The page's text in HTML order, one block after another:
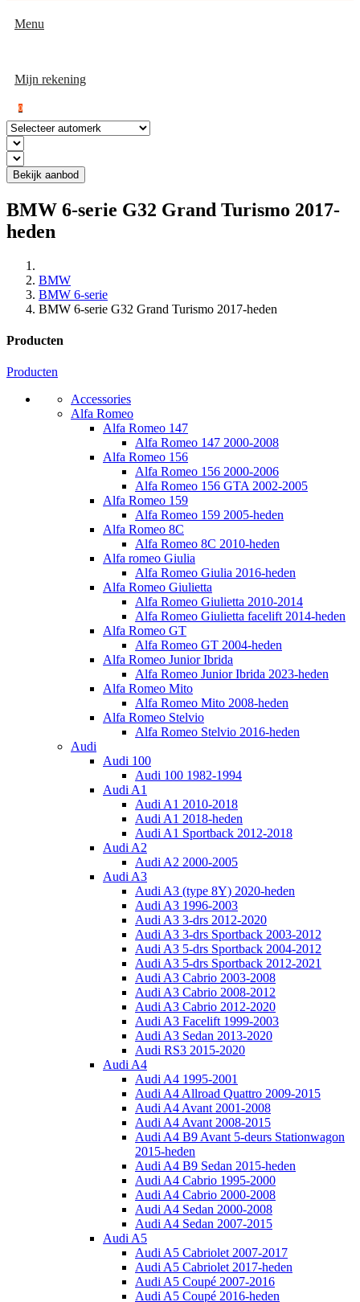
Menu
Mijn rekening
0
Bekijk aanbod
BMW 6-serie G32 Grand Turismo 2017-
heden
BMW
BMW 6-serie
BMW 6-serie G32 Grand Turismo 2017-heden
Producten
Producten
Accessories
Alfa Romeo
Alfa Romeo 147
Alfa Romeo 147 2000-2008
Alfa Romeo 156
Alfa Romeo 156 2000-2006
Alfa Romeo 156 GTA 2002-2005
Alfa Romeo 159
Alfa Romeo 159 2005-heden
Alfa Romeo 8C
Alfa Romeo 8C 2010-heden
Alfa romeo Giulia
Alfa Romeo Giulia 2016-heden
Alfa Romeo Giulietta
Alfa Romeo Giulietta 2010-2014
Alfa Romeo Giulietta facelift 2014-heden
Alfa Romeo GT
Alfa Romeo GT 2004-heden
Alfa Romeo Junior Ibrida
Alfa Romeo Junior Ibrida 2023-heden
Alfa Romeo Mito
Alfa Romeo Mito 2008-heden
Alfa Romeo Stelvio
Alfa Romeo Stelvio 2016-heden
Audi
Audi 100
Audi 100 1982-1994
Audi A1
Audi A1 2010-2018
Audi A1 2018-heden
Audi A1 Sportback 2012-2018
Audi A2
Audi A2 2000-2005
Audi A3
Audi A3 (type 8Y) 2020-heden
Audi A3 1996-2003
Audi A3 3-drs 2012-2020
Audi A3 3-drs Sportback 2003-2012
Audi A3 5-drs Sportback 2004-2012
Audi A3 5-drs Sportback 2012-2021
Audi A3 Cabrio 2003-2008
Audi A3 Cabrio 2008-2012
Audi A3 Cabrio 2012-2020
Audi A3 Facelift 1999-2003
Audi A3 Sedan 2013-2020
Audi RS3 2015-2020
Audi A4
Audi A4 1995-2001
Audi A4 Allroad Quattro 2009-2015
Audi A4 Avant 2001-2008
Audi A4 Avant 2008-2015
Audi A4 B9 Avant 5-deurs Stationwagon
2015-heden
Audi A4 B9 Sedan 2015-heden
Audi A4 Cabrio 1995-2000
Audi A4 Cabrio 2000-2008
Audi A4 Sedan 2000-2008
Audi A4 Sedan 2007-2015
Audi A5
Audi A5 Cabriolet 2007-2017
Audi A5 Cabriolet 2017-heden
Audi A5 Coupé 2007-2016
Audi A5 Coupé 2016-heden